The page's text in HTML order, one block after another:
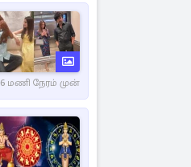
6 மணி நேரம் முன்